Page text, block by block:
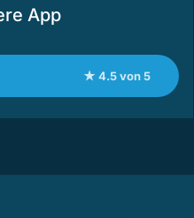
App
★ 4.5 von 5